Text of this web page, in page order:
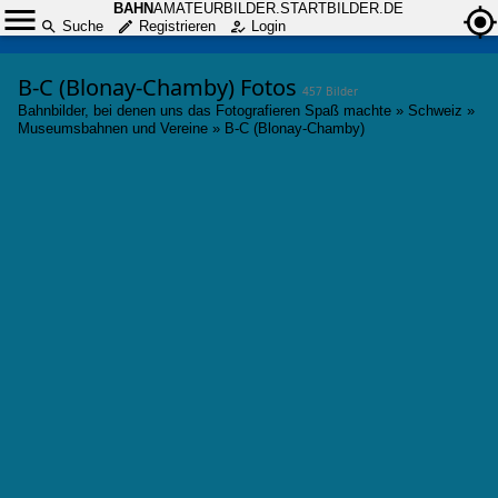
BAHNAMATEURBILDER.STARTBILDER.DE
Suche
Registrieren Login
B-C (Blonay-Chamby) Fotos 457 Bilder
Bahnbilder, bei denen uns das Fotografieren Spaß machte » Schweiz »
Museumsbahnen und Vereine » B-C (Blonay-Chamby)